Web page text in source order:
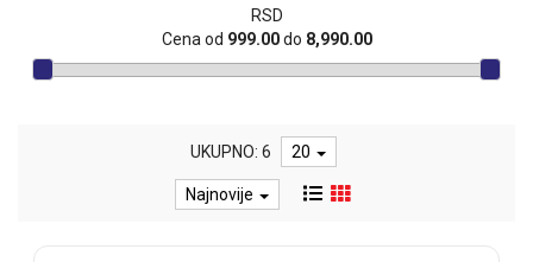
RSD
Cena od 999.00do 8,990.00
UKUPNO: 6 20
Najnovije